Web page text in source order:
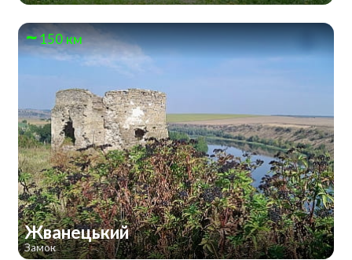
150 км
Жванецький
Замок